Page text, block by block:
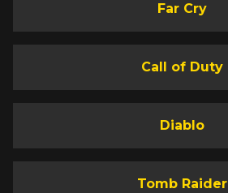
Far Cry
Call of Duty
Diablo
Tomb Raider